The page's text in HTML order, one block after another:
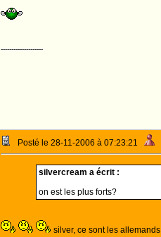
--------------------
Posté le 28-11-2006 à 07:23:21
silvercream a écrit :
on est les plus forts?
silver, ce sont les allemands